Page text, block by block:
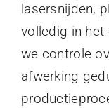
lasersnijden,
volledig in het
we controle
afwerking